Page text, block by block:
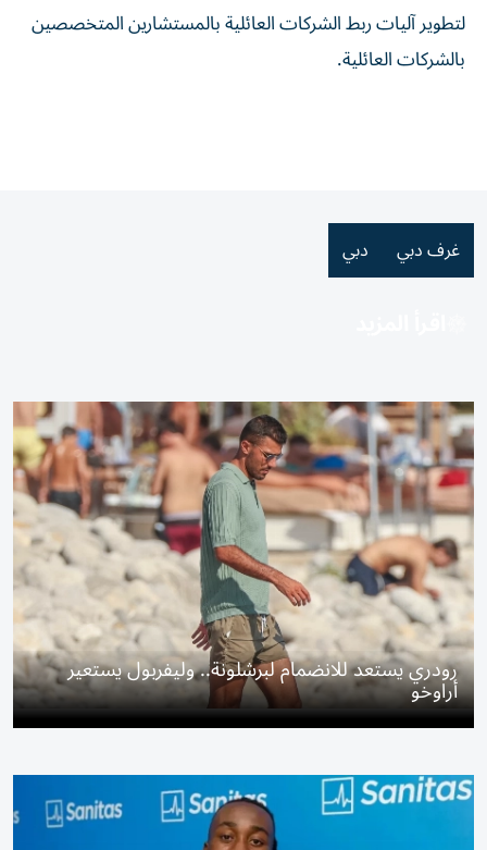
لتطوير آليات ربط الشركات العائلية بالمستشارين المتخصصين
بالشركات العائلية.
غرف دبي دبي
رودري يستعد للانضمام لبرشلونة.. وليفربول يستعير
أراوخو